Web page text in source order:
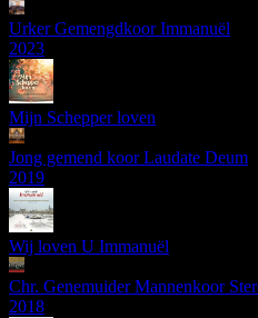
Urker Gemengdkoor Immanuël
2023
Mijn Schepper loven
Jong gemend koor Laudate Deum
2019
Wij loven U Immanuël
Chr. Genemuider Mannenkoor
2018